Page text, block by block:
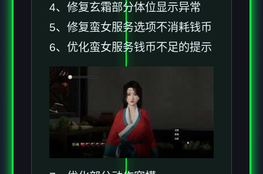
4、修复玄霜部分体位显示异常
5、修复蛮女服务选项不消耗钱币
6、优化蛮女服务钱币不足的提示